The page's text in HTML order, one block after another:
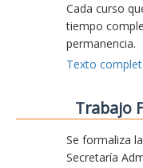
Cada curso
tiempo
permanencia.
Texto
Trabajo
Se formaliza
Secretaría